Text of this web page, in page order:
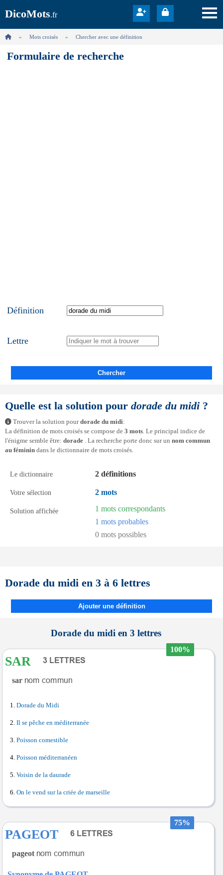
DicoMots.fr
Mots croisés Chercher avec une définition
Formulaire de recherche
Définition
Lettre
Chercher
Quelle est la solution pour dorade du midi ?
Trouver la solution pourdorade du midi:
La définition de mots croisés se compose de 3 mots. Le principal indice de
l'énigme semble être: dorade . La recherche porte donc sur un nom commun
au féminin dans le dictionnaire de mots croisés.
Le dictionnaire 2 définitions
Votre sélection 2 mots
Solution affichée
1 mots correspondants
1 mots probables
0 mots possibles
Dorade du midi en 3 à 6 lettres
Ajouter une définition
Dorade du midi en 3 lettres
100%
SAR
sar
Dorade du Midi
Il se pêche en méditerranée
Poisson comestible
Poisson méditerranéen
Voisin de la daurade
On le vend sur la criée de marseille
75%
PAGEOT
pageot